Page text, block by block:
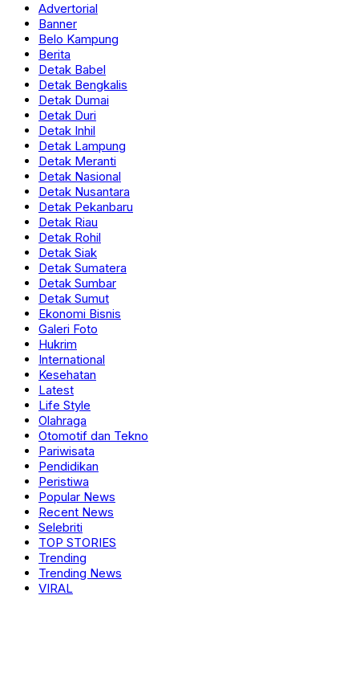
Advertorial
Banner
Belo Kampung
Berita
Detak Babel
Detak Bengkalis
Detak Dumai
Detak Duri
Detak Inhil
Detak Lampung
Detak Meranti
Detak Nasional
Detak Nusantara
Detak Pekanbaru
Detak Riau
Detak Rohil
Detak Siak
Detak Sumatera
Detak Sumbar
Detak Sumut
Ekonomi Bisnis
Galeri Foto
Hukrim
International
Kesehatan
Latest
Life Style
Olahraga
Otomotif dan Tekno
Pariwisata
Pendidikan
Peristiwa
Popular News
Recent News
Selebriti
TOP STORIES
Trending
Trending News
VIRAL